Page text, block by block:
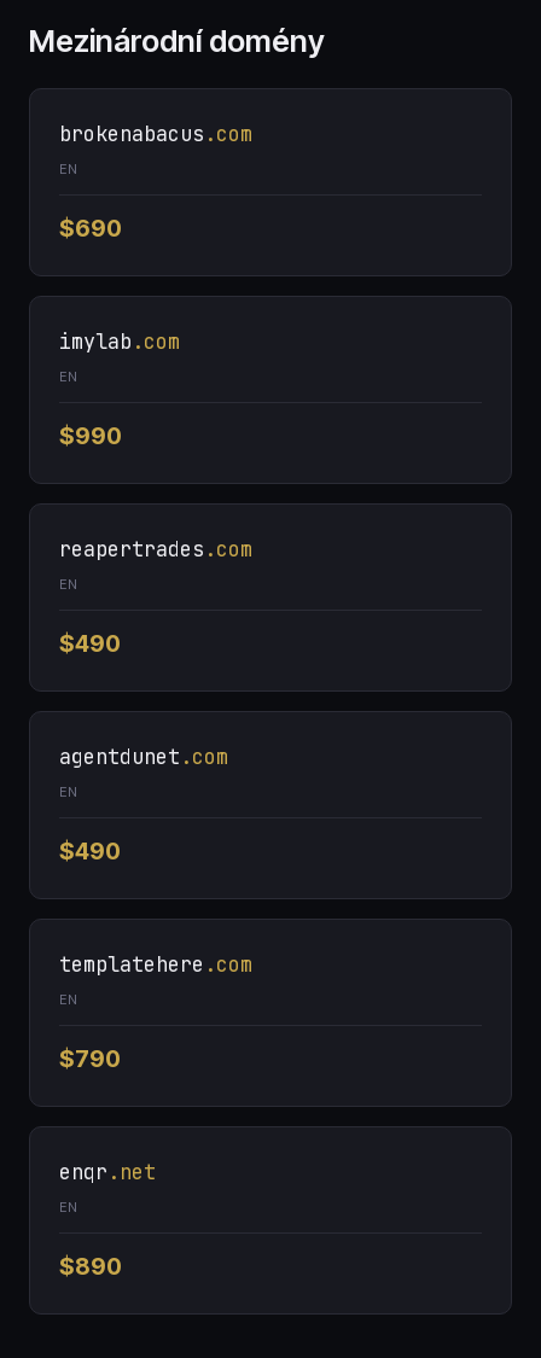
Mezinárodní domény
brokenabacus .com
EN
$690
imylab .com
EN
$990
reapertrades .com
EN
$490
agentdunet .com
EN
$490
templatehere .com
EN
$790
enqr .net
EN
$890